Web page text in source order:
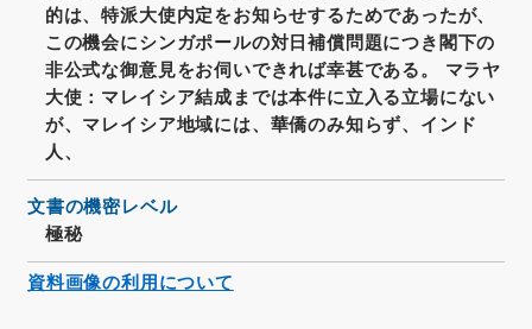
的は、特派大使内定をお知らせするためであったが、
この機会にシンガポールの対日補償問題につき閣下の
非公式な御意見をお伺いできれば幸甚である。 マラヤ
大使：マレイシア結成までは本件に立入る立場にない
が、マレイシア地域には、華僑のみ知らず、インド
人、
文書の機密レベル
極秘
資料画像の利用について